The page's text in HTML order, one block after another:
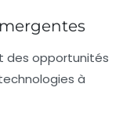
des opportunités
à